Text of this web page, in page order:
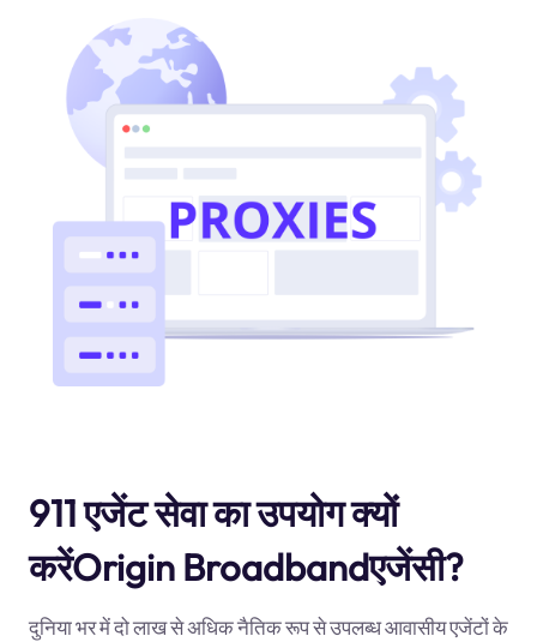
911 एजेंट सेवा का उपयोग क्यों
करेंOrigin Broadbandएजेंसी?
दुनिया भर में दो लाख से अधिक नैतिक रूप से उपलब्ध आवासीय एजेंटों के